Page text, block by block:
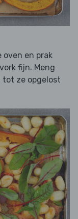
oven en prak
fijn. Meng
tot ze opgelost